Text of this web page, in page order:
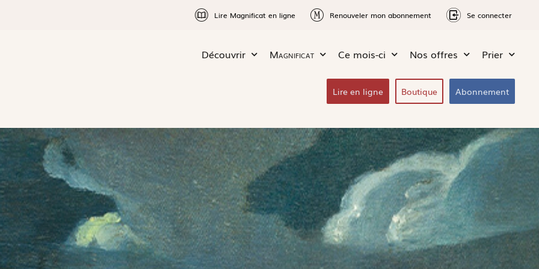
Lire Magnificat en ligne Renouveler mon abonnement Se connecter
Découvrir Magnificat Ce mois-ci Nos offres Prier
Lire en ligne Boutique Abonnement